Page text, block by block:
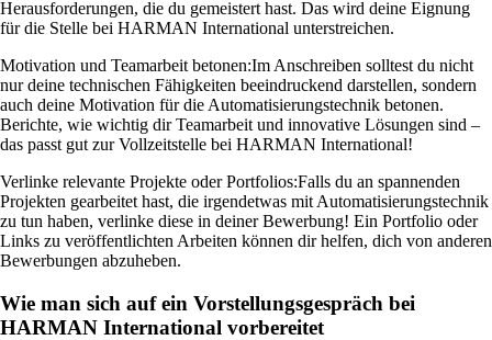
Herausforderungen, die du gemeistert hast. Das wird deine Eignung
für die Stelle bei HARMAN International unterstreichen.
Motivation und Teamarbeit betonen:Im Anschreiben solltest du nicht
nur deine technischen Fähigkeiten beeindruckend darstellen, sondern
auch deine Motivation für die Automatisierungstechnik betonen.
Berichte, wie wichtig dir Teamarbeit und innovative Lösungen sind –
das passt gut zur Vollzeitstelle bei HARMAN International!
Verlinke relevante Projekte oder Portfolios:Falls du an spannenden
Projekten gearbeitet hast, die irgendetwas mit Automatisierungstechnik
zu tun haben, verlinke diese in deiner Bewerbung! Ein Portfolio oder
Links zu veröffentlichten Arbeiten können dir helfen, dich von anderen
Bewerbungen abzuheben.
Wie man sich auf ein Vorstellungsgespräch bei
HARMAN International vorbereitet